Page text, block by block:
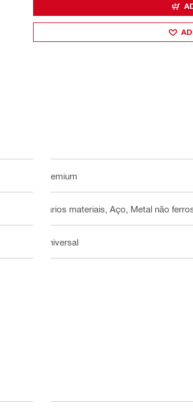
Premium
Vários materiais, Aço, Metal não
Universal